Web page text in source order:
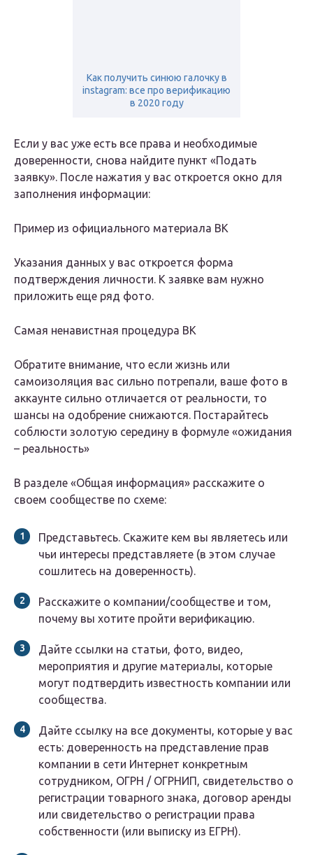
Как получить синюю галочку в
instagram: все про верификацию
в 2020 году
Если у вас уже есть все права и необходимые
доверенности, снова найдите пункт «Подать
заявку». После нажатия у вас откроется окно для
заполнения информации:
Пример из официального материала ВК
Указания данных у вас откроется форма
подтверждения личности. К заявке вам нужно
приложить еще ряд фото.
Самая ненавистная процедура ВК
Обратите внимание, что если жизнь или
самоизоляция вас сильно потрепали, ваше фото в
аккаунте сильно отличается от реальности, то
шансы на одобрение снижаются. Постарайтесь
соблюсти золотую середину в формуле «ожидания
– реальность»
В разделе «Общая информация» расскажите о
своем сообществе по схеме:
Представьтесь. Скажите кем вы являетесь или
чьи интересы представляете (в этом случае
сошлитесь на доверенность).
Расскажите о компании/сообществе и том,
почему вы хотите пройти верификацию.
Дайте ссылки на статьи, фото, видео,
мероприятия и другие материалы, которые
могут подтвердить известность компании или
сообщества.
Дайте ссылку на все документы, которые у вас
есть: доверенность на представление прав
компании в сети Интернет конкретным
сотрудником, ОГРН / ОГРНИП, свидетельство о
регистрации товарного знака, договор аренды
или свидетельство о регистрации права
собственности (или выписку из ЕГРН).